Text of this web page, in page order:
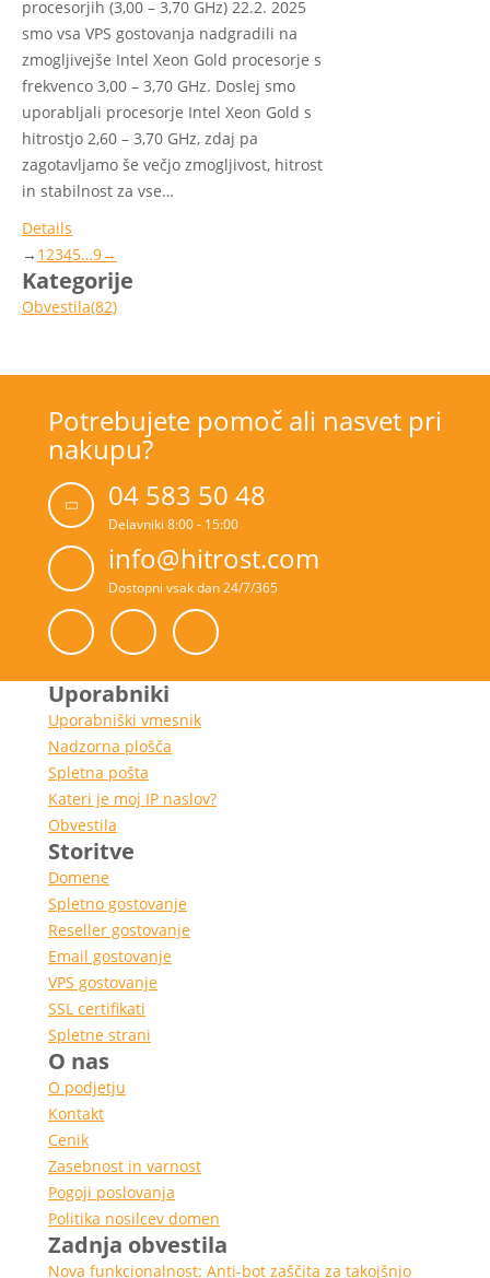
procesorjih (3,00 – 3,70 GHz) 22.2. 2025
smo vsa VPS gostovanja nadgradili na
zmogljivejše Intel Xeon Gold procesorje s
frekvenco 3,00 – 3,70 GHz. Doslej smo
uporabljali procesorje Intel Xeon Gold s
hitrostjo 2,60 – 3,70 GHz, zdaj pa
zagotavljamo še večjo zmogljivost, hitrost
in stabilnost za vse…
Details
→ 12345…9→
Kategorije
Obvestila(82)
Potrebujete pomoč ali nasvet pri
nakupu?
04 583 50 48
Delavniki 8:00 - 15:00
info@hitrost.com
Dostopni vsak dan 24/7/365
Uporabniki
Uporabniški vmesnik
Nadzorna plošča
Spletna pošta
Kateri je moj IP naslov?
Obvestila
Storitve
Domene
Spletno gostovanje
Reseller gostovanje
Email gostovanje
VPS gostovanje
SSL certifikati
Spletne strani
O nas
O podjetju
Kontakt
Cenik
Zasebnost in varnost
Pogoji poslovanja
Politika nosilcev domen
Zadnja obvestila
Nova funkcionalnost: Anti-bot zaščita za takojšnjo